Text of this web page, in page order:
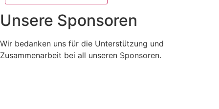
Unsere Sponsoren
Wir bedanken uns für die Unterstützung und
Zusammenarbeit bei all unseren Sponsoren.